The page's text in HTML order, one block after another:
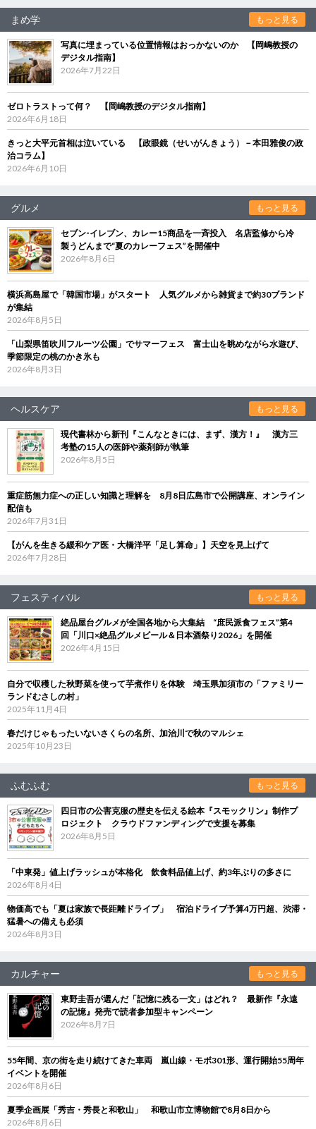
まめ学 もっと見る
写真に埋まっている位置情報はおっかないのか 【岡嶋教授の
デジタル指南】
2026年7月22日
ゼロトラストって何？ 【岡嶋教授のデジタル指南】
2026年6月18日
きっと大平元首相は泣いている 【政眼鏡（せいがんきょう）－本田雅俊の政
治コラム】
2026年6月10日
グルメ もっと見る
セブン‐イレブン、カレー15商品を一斉投入 名店監修から冷
製うどんまで“夏のカレーフェス”を開催中
2026年8月6日
横浜高島屋で「韓国市場」がスタート 人気グルメから雑貨まで約30ブランド
が集結
2026年8月5日
「山梨県笛吹川フルーツ公園」でサマーフェス 富士山を眺めながら水遊び、
季節限定の桃のかき氷も
2026年8月3日
ヘルスケア もっと見る
現代書林から新刊『こんなときには、まず、漢方！』 漢方三
考塾の15人の医師や薬剤師が執筆
2026年8月5日
重症筋無力症への正しい知識と理解を 8月8日広島市で公開講座、オンライン
配信も
2026年7月31日
【がんを生きる緩和ケア医・大橋洋平「足し算命」】天空を見上げて
2026年7月28日
フェスティバル もっと見る
絶品屋台グルメが全国各地から大集結 “庶民派食フェス”第4
回「川口×絶品グルメビール＆日本酒祭り2026」を開催
2026年4月15日
自分で収穫した秋野菜を使って芋煮作りを体験 埼玉県加須市の「ファミリー
ランドむさしの村」
2025年11月4日
春だけじゃもったいないさくらの名所、加治川で秋のマルシェ
2025年10月23日
ふむふむ もっと見る
四日市の公害克服の歴史を伝える絵本『スモックリン』制作プ
ロジェクト クラウドファンディングで支援を募集
2026年8月5日
「中東発」値上げラッシュが本格化 飲食料品値上げ、約3年ぶりの多さに
2026年8月4日
物価高でも「夏は家族で長距離ドライブ」 宿泊ドライブ予算4万円超、渋滞・
猛暑への備えも必須
2026年8月3日
カルチャー もっと見る
東野圭吾が選んだ「記憶に残る一文」はどれ？ 最新作『永遠
の記憶』発売で読者参加型キャンペーン
2026年8月7日
55年間、京の街を走り続けてきた車両 嵐山線・モボ301形、運行開始55周年
イベントを開催
2026年8月6日
夏季企画展「秀吉・秀長と和歌山」 和歌山市立博物館で8月8日から
2026年8月6日